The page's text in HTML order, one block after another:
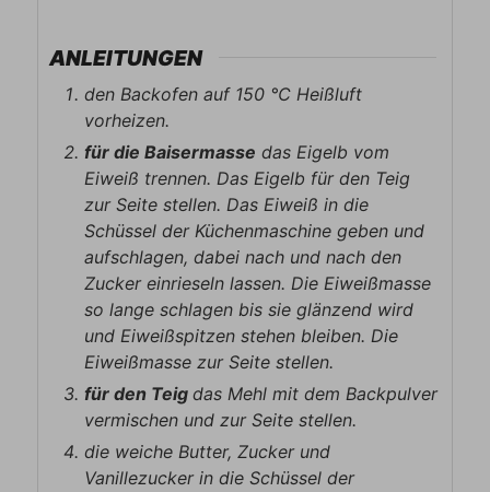
ANLEITUNGEN
den Backofen auf 150 ℃ Heißluft
vorheizen.
für die Baisermasse das Eigelb vom
Eiweiß trennen. Das Eigelb für den Teig
zur Seite stellen. Das Eiweiß in die
Schüssel der Küchenmaschine geben und
aufschlagen, dabei nach und nach den
Zucker einrieseln lassen. Die Eiweißmasse
so lange schlagen bis sie glänzend wird
und Eiweißspitzen stehen bleiben. Die
Eiweißmasse zur Seite stellen.
für den Teigdas Mehl mit dem Backpulver
vermischen und zur Seite stellen.
die weiche Butter, Zucker und
Vanillezucker in die Schüssel der